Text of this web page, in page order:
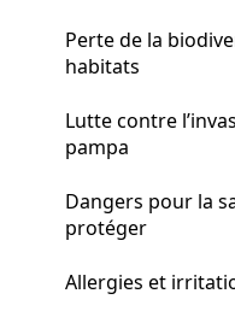
Perte de la
habitats
Lutte contre
pampa
Dangers pour la
protéger
Allergies et